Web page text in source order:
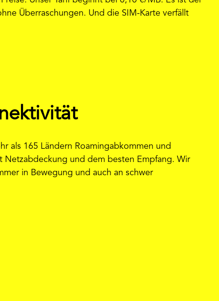
Überraschungen. Und die SIM-Karte verfällt
als 165 Ländern Roamingabkommen und
und dem besten Empfang. Wir
in Bewegung und auch an schwer